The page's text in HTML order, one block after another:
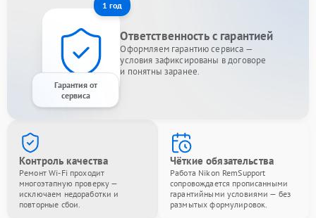
1 год
Гарантия от
сервиса
Ответственность с гарантией
Оформляем гарантию сервиса —
условия зафиксированы в договоре
и понятны заранее.
Контроль качества
Ремонт Wi-Fi проходит
многоэтапную проверку —
исключаем недоработки и
повторные сбои.
Чёткие обязательства
Работа Nikon RemSupport
сопровождается прописанными
гарантийными условиями — без
размытых формулировок.